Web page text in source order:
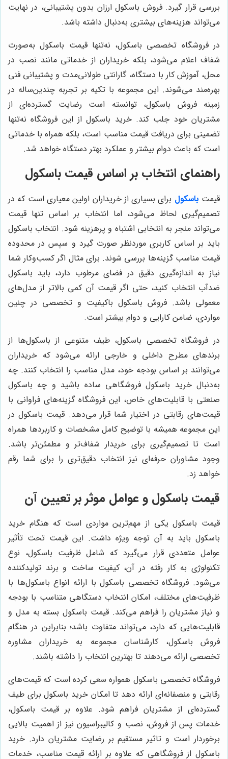
بررسی قرار گیرد. فروش باسکول ارزان بدون پشتیبانی، در نهایت
می‌تواند هزینه‌های بیشتری به‌دنبال داشته باشد.
در فروشگاه تخصصی باسکول، نه‌تنها قیمت باسکول به‌صورت
شفاف اعلام می‌شود، بلکه خریداران از خدماتی مانند نصب در
محل، آموزش کار با دستگاه، گارانتی طولانی‌مدت و پشتیبانی فنی
بهره‌مند می‌شوند. این مجموعه با تکیه بر تجربه چندین‌ساله در
زمینه فروش باسکول، توانسته است رضایت گسترده‌ای از
مشتریان خود جلب کند. خرید باسکول از این فروشگاه نه‌تنها
تضمینی برای دریافت قیمت مناسب است، بلکه همراه با خدماتی
است که باعث دوام بیشتر و عملکرد بهتر دستگاه خواهد شد.
راهنمای انتخاب بر اساس قیمت باسکول
قیمت باسکول برای بسیاری از خریداران اولین معیاری است که در
تصمیم‌گیری لحاظ می‌شود، اما انتخاب بر اساس تنها قیمت
می‌تواند منجر به انتخابی اشتباه و پرهزینه شود. انتخاب باسکول
باید بر اساس کاربری موردنظر صورت گیرد و سپس در محدوده
قیمت مناسب گزینه‌ها بررسی شوند. برای مثال اگر کسب‌وکار شما
نیاز به اندازه‌گیری دقیق در فضای مرطوب دارد، باید باسکول
ضدآب انتخاب کنید، حتی اگر قیمت آن کمی بالاتر از مدل‌های
معمولی باشد. فروش باسکول باکیفیت و تخصصی در چنین
مواردی، ضامن کارایی و دوام بیشتر است.
در فروشگاه تخصصی باسکول، طیف متنوعی از باسکول‌ها از
برندهای مطرح داخلی و خارجی ارائه می‌شود که خریداران
می‌توانند بر اساس بودجه خود، مدل مناسب را انتخاب کنند. چه
به‌دنبال خرید باسکول فروشگاهی ساده باشید و چه باسکول
صنعتی با قابلیت‌های خاص، این فروشگاه گزینه‌های فراوانی با
قیمت‌های رقابتی در اختیار شما قرار می‌دهد. قیمت باسکول در
این مجموعه همیشه با توضیح کامل مشخصات و کاربردها همراه
است تا تصمیم‌گیری برای خریدار شفاف‌تر و مطمئن‌تر باشد.
وجود مشاوران حرفه‌ای نیز انتخاب دقیق‌تری را برای شما رقم
خواهد زد.
قیمت باسکول و عوامل موثر بر تعیین آن
قیمت باسکول یکی از مهم‌ترین مواردی است که هنگام خرید
باسکول باید به آن توجه ویژه داشت. این قیمت تحت تأثیر
عوامل متعددی قرار می‌گیرد که شامل ظرفیت باسکول، نوع
تکنولوژی به کار رفته در آن، کیفیت ساخت و برند تولیدکننده
می‌شود. فروشگاه تخصصی باسکول با ارائه انواع باسکول‌ها با
ظرفیت‌های مختلف، امکان انتخاب دستگاهی متناسب با بودجه
و نیاز مشتریان را فراهم می‌کند. قیمت باسکول بسته به مدل و
قابلیت‌هایی که دارد، می‌تواند متفاوت باشد؛ بنابراین در هنگام
فروش باسکول، کارشناسان مجموعه به خریداران مشاوره
تخصصی ارائه می‌دهند تا بهترین انتخاب را داشته باشند.
فروشگاه تخصصی باسکول همواره سعی کرده است که قیمت‌های
رقابتی و منصفانه‌ای ارائه دهد تا امکان خرید باسکول برای طیف
گسترده‌ای از مشتریان فراهم شود. علاوه بر قیمت باسکول،
خدمات پس از فروش، نصب و کالیبراسیون نیز از اهمیت بالایی
برخوردار است و تاثیر مستقیم بر رضایت مشتریان دارد. خرید
باسکول از فروشگاهی که علاوه بر ارائه قیمت مناسب، خدمات